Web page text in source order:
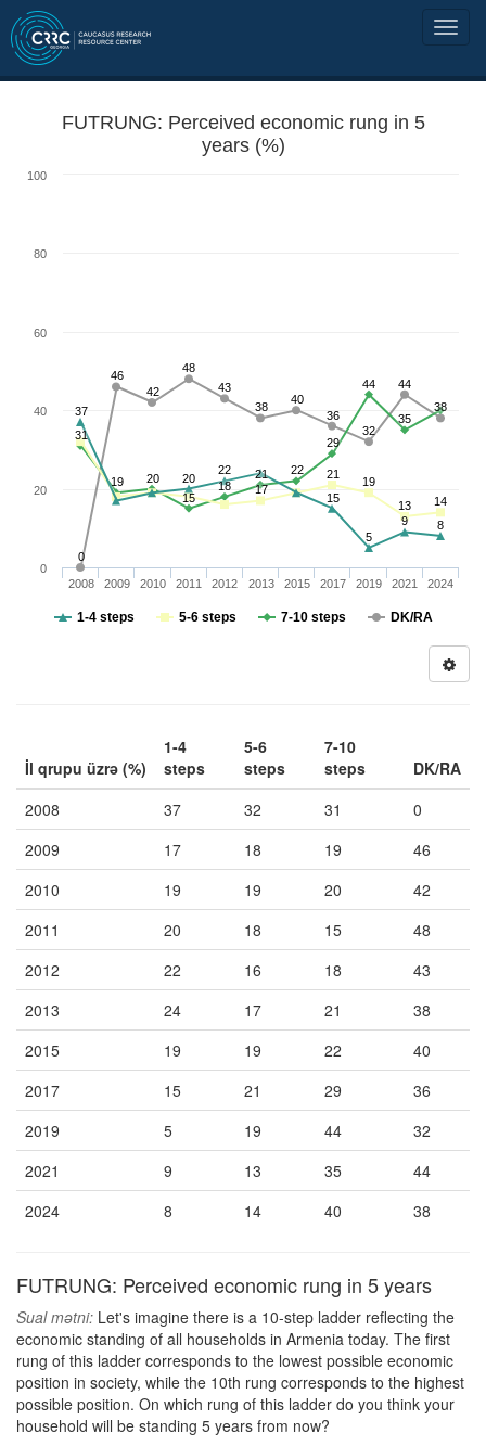
FUTRUNG: Perceived economic rung in 5
years (%)
0
46
42
48
43
38
40
36
32
44
38
31
19
20
15
18
21 22
29
44
35
17
21
19
13
14
37
20
22
15
5
9 8
1-4 steps 5-6 steps 7-10 steps DK/RA
2008 2009 2010 2011 2012 2013 2015 2017 2019 2021 2024
0
20
40
60
80
100
İl qrupu üzrə (%)
1-4
steps
5-6
steps
7-10
steps
DK/RA
2008
37 32 31
0
2009
17 18 19
46
2010
19 19 20
42
2011
20 18 15
48
2012
22 16 18
43
2013
24 17 21
38
2015
19 19 22
40
2017
15 21 29
36
2019
5 19 44
32
2021
9 13 35
44
2024
8 14 40 38
FUTRUNG: Perceived economic rung in 5 years
Sual mətni: Let's imagine there is a 10-step ladder reflecting the
economic standing of all households in Armenia today. The first
rung of this ladder corresponds to the lowest possible economic
position in society, while the 10th rung corresponds to the highest
possible position. On which rung of this ladder do you think your
household will be standing 5 years from now?